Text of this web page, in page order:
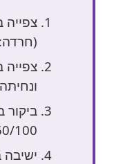
צפייה
(חרדה: 30/100)
ונחיתה
100)